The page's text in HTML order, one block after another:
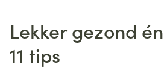
Lekker gezond
11 tips